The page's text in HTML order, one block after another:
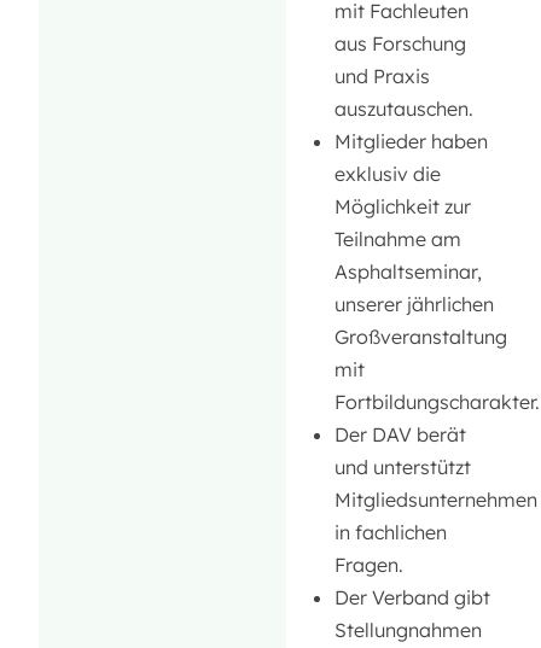
mit Fachleuten
aus Forschung
und Praxis
auszutauschen.
Mitglieder haben
exklusiv die
Möglichkeit zur
Teilnahme am
Asphaltseminar,
unserer jährlichen
Großveranstaltung
mit
Fortbildungscharakter.
Der DAV berät
und unterstützt
Mitgliedsunternehmen
in fachlichen
Fragen.
Der Verband gibt
Stellungnahmen